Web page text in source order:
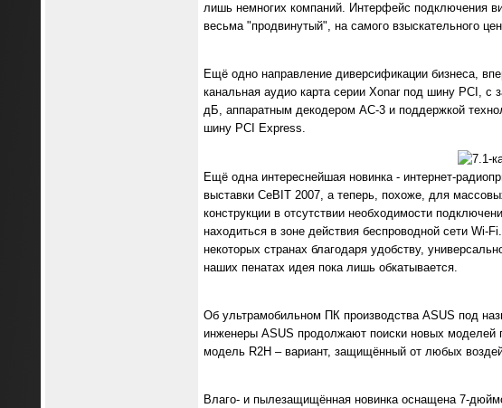
лишь немногих компаний. Интерфейс подключения
весьма "продвинутый", на самого взыскательного
Ещё одно направление диверсификации бизнеса,
канальная аудио карта серии Xonar под шину PCI,
дБ, аппаратным декодером AC-3 и поддержкой
шину PCI Express.
Ещё одна интереснейшая новинка - интернет-
выставки CeBIT 2007, а теперь, похоже, для
конструкции в отсутствии необходимости
находиться в зоне действия беспроводной сети Wi-
некоторых странах благодаря удобству,
наших пенатах идея пока лишь обкатывается.
Об ультрамобильном ПК производства ASUS под
инженеры ASUS продолжают поиски новых моделей
модель R2H – вариант, защищённый от любых
Влаго- и пылезащищённая новинка оснащена 7-